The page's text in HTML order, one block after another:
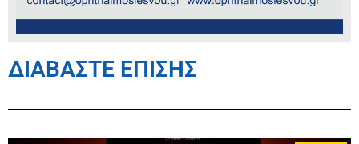
ΔΙΑΒΑΣΤΕ ΕΠΙΣΗΣ